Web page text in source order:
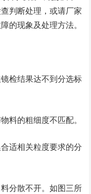
判断处理，或请厂家
的现象及处理方法。
检结果达不到分选标
料的粗细度不匹配。
适相关粒度要求的分
分散不开。如图三所